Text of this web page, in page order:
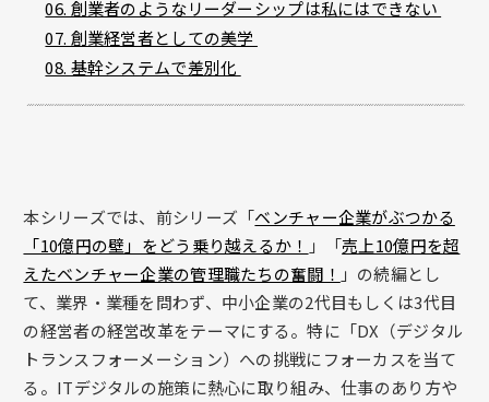
06. 創業者のようなリーダーシップは私にはできない
07. 創業経営者としての美学
08. 基幹システムで差別化
本シリーズでは、前シリーズ「ベンチャー企業がぶつかる
「10億円の壁」をどう乗り越えるか！ 」「売上10億円を超
えたベンチャー企業の管理職たちの奮闘！ 」の続編とし
て、業界・業種を問わず、中小企業の2代目もしくは3代目
の経営者の経営改革をテーマにする。特に「DX（デジタル
トランスフォーメーション）への挑戦にフォーカスを当て
る。ITデジタルの施策に熱心に取り組み、仕事のあり方や